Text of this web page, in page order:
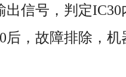
出信号，判定
后，故障排除，